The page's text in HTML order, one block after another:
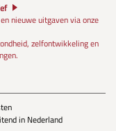
nieuwe uitgaven via onze
zelfontwikkeling en
in Nederland